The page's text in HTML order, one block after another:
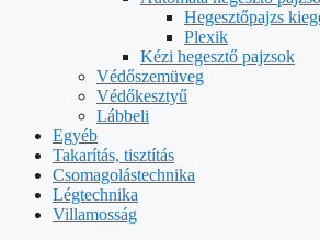
Hegesztőpajzs
Plexik
Kézi hegesztő pajzsok
Védőszemüveg
Védőkesztyű
Lábbeli
Egyéb
Takarítás, tisztítás
Csomagolástechnika
Légtechnika
Villamosság